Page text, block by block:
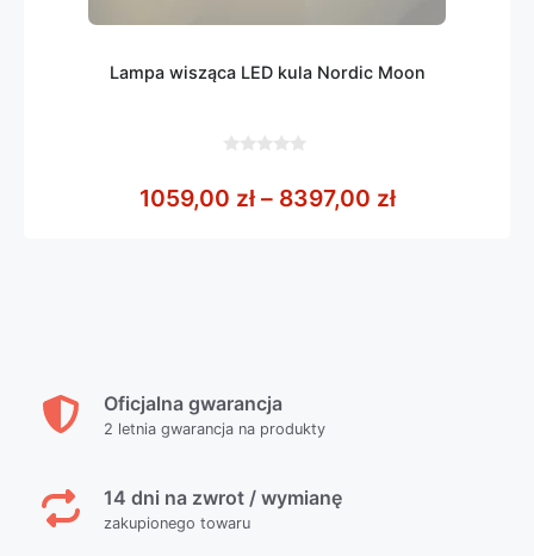
Lampa wisząca LED kula Nordic Moon
5
1059,00 zł – 8397,00 złZakres cen:
Oficjalna gwarancja
2 letnia gwarancja na produkty
14 dni na zwrot / wymianę
zakupionego towaru